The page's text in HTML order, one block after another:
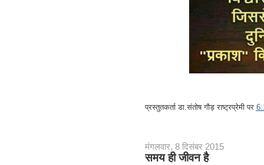
प्रस्तुतकर्ताडा.संतोष गौड़ राष्ट्रप्रेमी पर
मंगलवार, 8 दिसंबर 2015
समय ही जीवन है